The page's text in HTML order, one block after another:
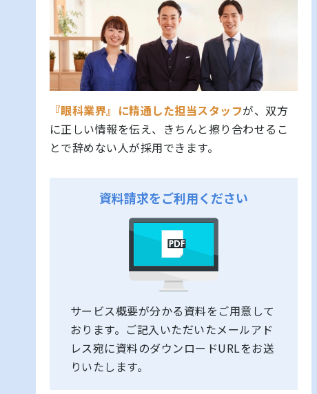
『眼科業界』に精通した担当スタッフが、双方
に正しい情報を伝え、きちんと擦り合わせるこ
とで辞めない人が採用できます。
資料請求をご利用ください
サービス概要が分かる資料をご用意して
おります。ご記入いただいたメールアド
レス宛に資料のダウンロードURLをお送
りいたします。